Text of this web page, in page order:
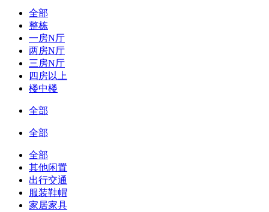
全部
整栋
一房N厅
两房N厅
三房N厅
四房以上
楼中楼
全部
全部
全部
其他闲置
出行交通
服装鞋帽
家居家具